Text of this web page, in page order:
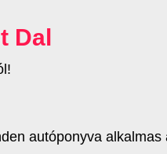
Dal
autóponyva alkalmas a